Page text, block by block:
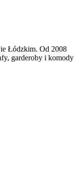
Łódzkim. Od 2008
garderoby i komody